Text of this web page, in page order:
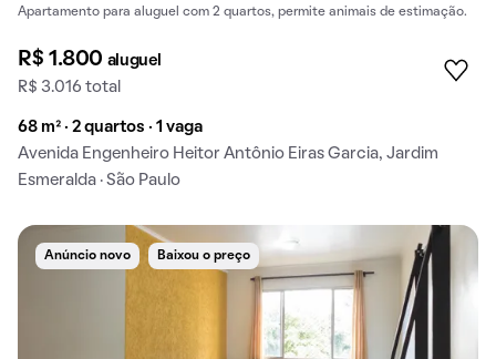
Apartamento para aluguel com 2 quartos, permite animais de estimação.
R$ 1.800 aluguel
R$ 3.016 total
68 m² · 2 quartos · 1 vaga
Avenida Engenheiro Heitor Antônio Eiras Garcia, Jardim
Esmeralda · São Paulo
Anúncio novo Baixou o preço